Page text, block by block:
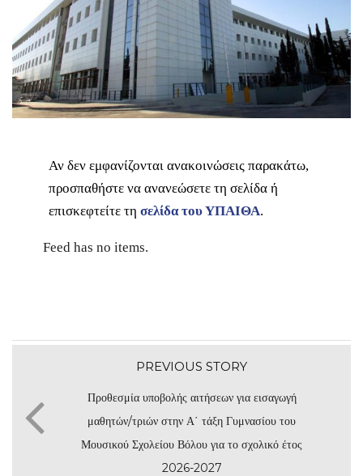
Αν δεν εμφανίζονται ανακοινώσεις παρακάτω,
προσπαθήστε να ανανεώσετε τη σελίδα ή
επισκεφτείτε τη σελίδα του ΥΠΑΙΘΑ.
Feed has no items.
PREVIOUS STORY
Προθεσμία υποβολής αιτήσεων για εισαγωγή
μαθητών/τριών στην Α΄ τάξη Γυμνασίου του
Μουσικού Σχολείου Βόλου για το σχολικό έτος
2026-2027